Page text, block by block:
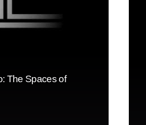
The Spaces of